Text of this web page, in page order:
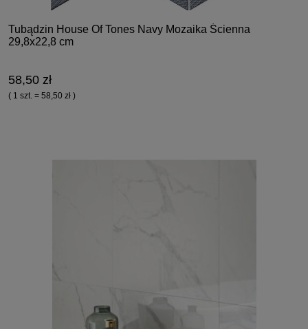
Tubądzin House Of Tones Navy Mozaika Ścienna
29,8x22,8 cm
58,50 zł
( 1 szt. = 58,50 zł )